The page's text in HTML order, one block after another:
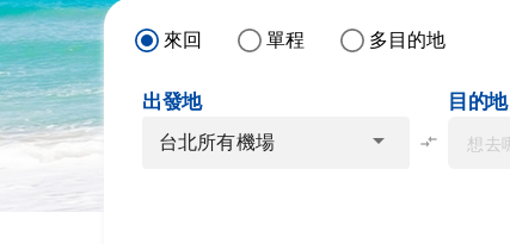
來回 單程 多目的地
台北所有機場
出發地
arrow_drop_down compare_arrows
目的地